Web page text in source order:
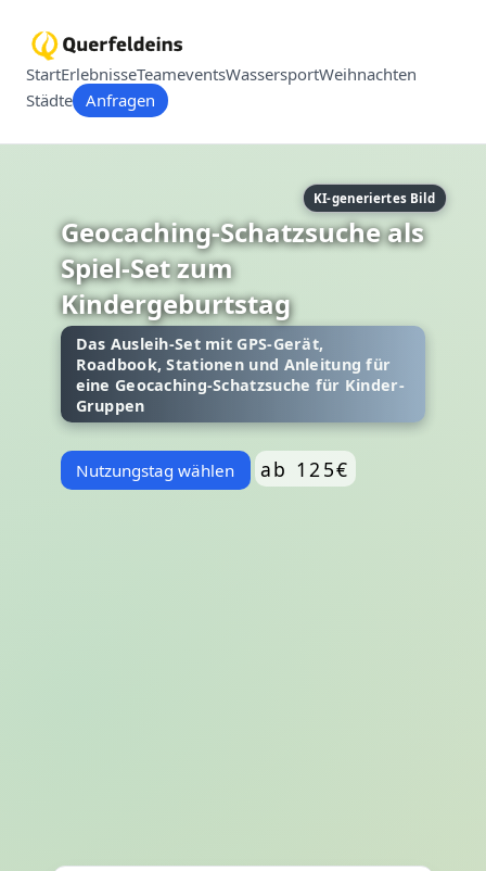
StartErlebnisseTeameventsWassersportWeihnachten
Städte Anfragen
KI-generiertes Bild
Geocaching-Schatzsuche als
Spiel-Set zum
Kindergeburtstag
Das Ausleih-Set mit GPS-Gerät,
Roadbook, Stationen und Anleitung für
eine Geocaching-Schatzsuche für Kinder-
Gruppen
Nutzungstag wählen ab 125€